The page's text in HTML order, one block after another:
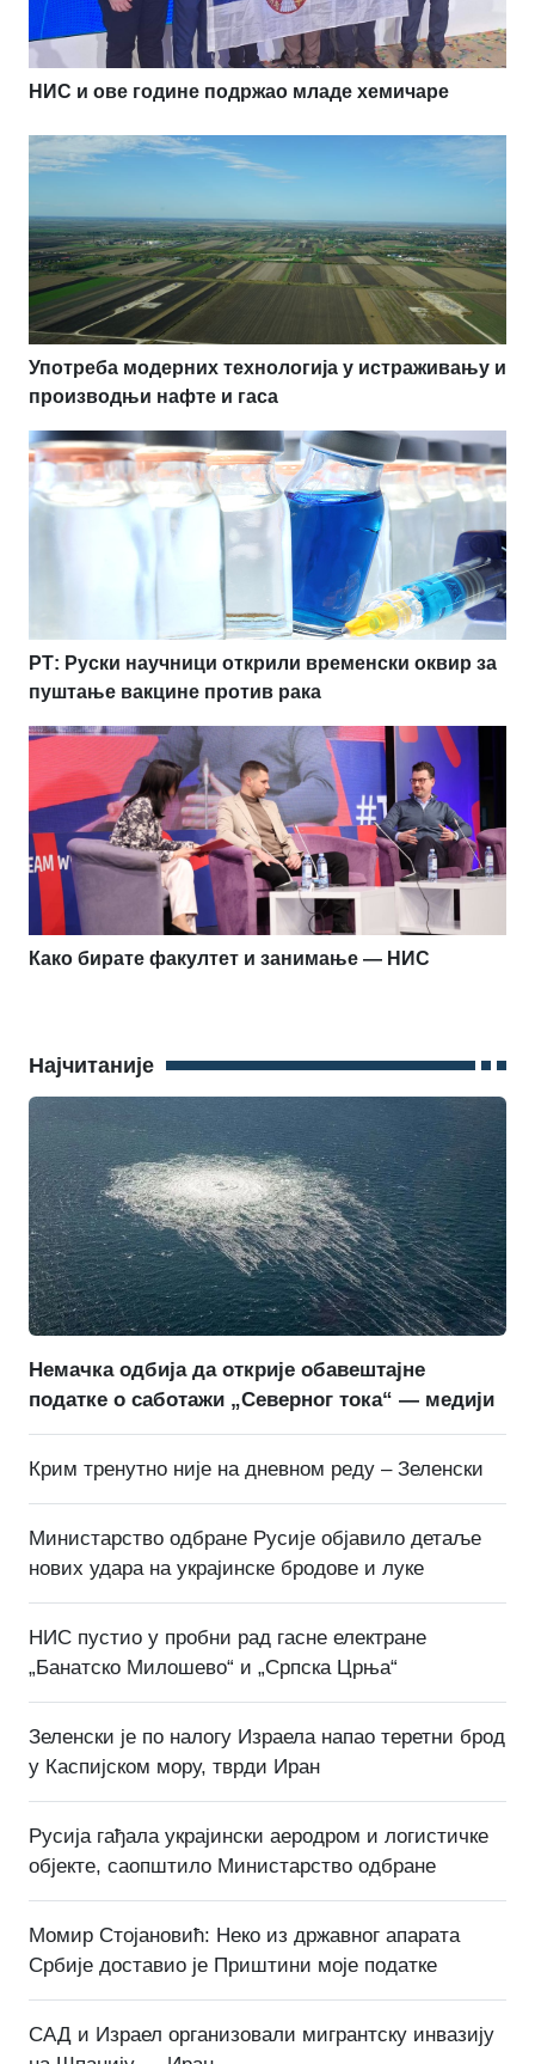
НИС и ове године подржао младе хемичаре
Употреба модерних технологија у истраживању и
производњи нафте и гаса
РТ: Руски научници открили временски оквир за
пуштање вакцине против рака
Како бирате факултет и занимање — НИС
Најчитаније
Немачка одбија да открије обавештајне
податке о саботажи „Северног тока“ — медији
Крим тренутно није на дневном реду – Зеленски
Министарство одбране Русије објавило детаље
нових удара на украјинске бродове и луке
НИС пустио у пробни рад гасне електране
„Банатско Милошево“ и „Српска Црња“
Зеленски је по налогу Израела напао теретни брод
у Каспијском мору, тврди Иран
Русија гађала украјински аеродром и логистичке
објекте, саопштило Министарство одбране
Момир Стојановић: Неко из државног апарата
Србије доставио је Приштини моје податке
САД и Израел организовали мигрантску инвазију